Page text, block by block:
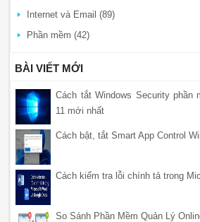
Internet và Email (89)
Phần mềm (42)
BÀI VIẾT MỚI
Cách tắt Windows Security phần
11 mới nhất
Cách bật, tắt Smart App Control
Cách kiểm tra lỗi chính tả trong
So Sánh Phần Mềm Quản Lý